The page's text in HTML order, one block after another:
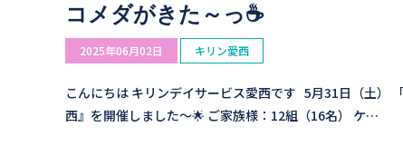
コメダがきた～っ☕
2025年06月02日 キリン愛西
こんにちは キリンデイサービス愛西です 5月31日（土）
西』を開催しました～🌟 ご家族様：12組（16名） ケ…